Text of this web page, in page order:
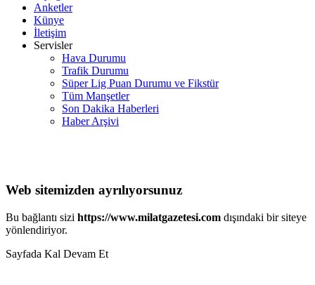
Anketler
Künye
İletişim
Servisler
Hava Durumu
Trafik Durumu
Süper Lig Puan Durumu ve Fikstür
Tüm Manşetler
Son Dakika Haberleri
Haber Arşivi
Web sitemizden ayrılıyorsunuz
Bu bağlantı sizi https://www.milatgazetesi.com dışındaki bir siteye
yönlendiriyor.
Sayfada Kal Devam Et